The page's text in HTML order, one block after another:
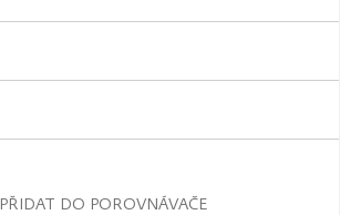
PŘIDAT DO POROVNÁVAČE